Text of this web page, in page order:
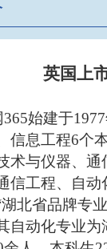
英国上
始建于
信息工程6个
术与仪器、
信工程、自
北省品牌专
自动化专业为